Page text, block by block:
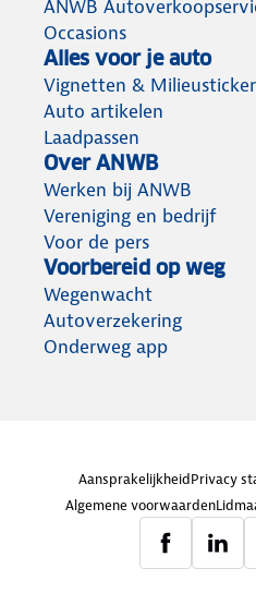
ANWB
Occasions
Alles voor je auto
Vignetten &
Auto artikelen
Laadpassen
Over ANWB
Werken bij ANWB
Vereniging en bedrijf
Voor de pers
Voorbereid op weg
Wegenwacht
Autoverzekering
Onderweg app
AansprakelijkheidPrivacy
Algemene voorwaarden